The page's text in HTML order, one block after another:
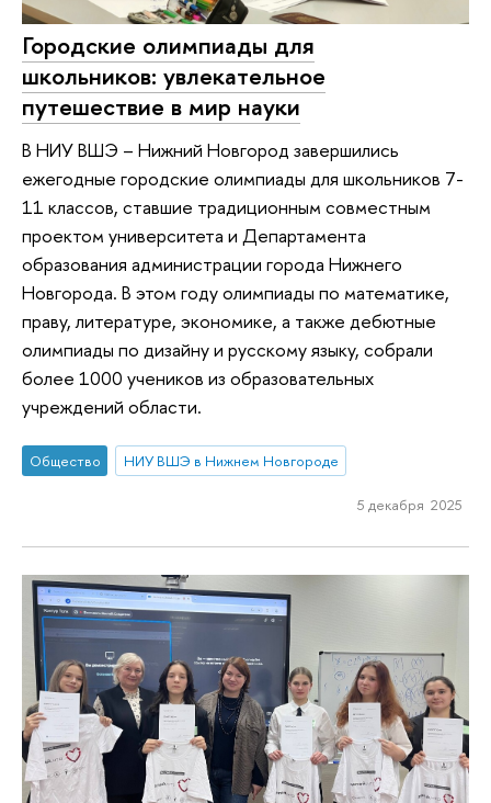
Городские олимпиады для
школьников: увлекательное
путешествие в мир науки
В НИУ ВШЭ – Нижний Новгород завершились
ежегодные городские олимпиады для школьников 7-
11 классов, ставшие традиционным совместным
проектом университета и Департамента
образования администрации города Нижнего
Новгорода. В этом году олимпиады по математике,
праву, литературе, экономике, а также дебютные
олимпиады по дизайну и русскому языку, собрали
более 1000 учеников из образовательных
учреждений области.
Общество НИУ ВШЭ в Нижнем Новгороде
5 декабря 2025